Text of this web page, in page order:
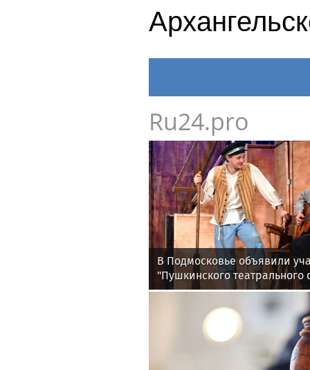
Ru24.pro
В Подмосковье объявили
"Пушкинского театрального